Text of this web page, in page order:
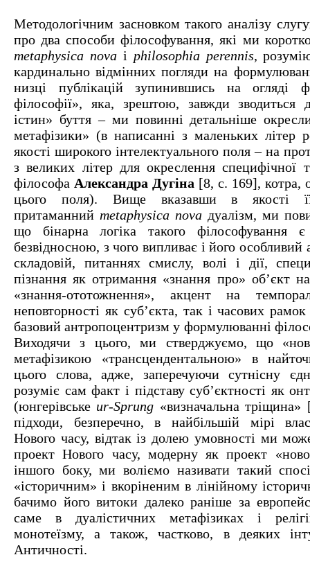
Методологічним засновком такого аналізу
про два способи філософування, які ми
metaphysica novaі philosophia perennis,
кардинально відмінних погляди на
низці публікацій зупинившись на огляді
філософії», яка, зрештою, завжди зводиться
істин» буття – ми повинні детальніше
метафізики» (в написанні з маленьких літер
якості широкого інтелектуального поля – на
з великих літер для окреслення специфічної
філософа Александра Дугіна [8, с. 169], котра,
цього поля). Вище вказавши в якості її
притаманний metaphysica nova дуалізм, ми
що бінарна логіка такого філософування
безвідносною, з чого випливає і його особливий
складовій, питаннях смислу, волі і дії,
пізнання як отримання «знання про» об’єкт
«знання-ототожнення», акцент на
неповторності як суб’єкта, так і часових рамок
базовий антропоцентризм у формулюванні
Виходячи з цього, ми стверджуємо, що
метафізикою «трансцендентальною» в
цього слова, адже, заперечуючи сутнісну
розуміє сам факт і підставу суб’єктності як
(юнгерівське ur-Sprung «визначальна
підходи, безперечно, в найбільшій мірі
Нового часу, відтак із долею умовності ми
проект Нового часу, модерну як проект
іншого боку, ми воліємо називати такий
«історичним» і вкоріненим в лінійному
бачимо його витоки далеко раніше за
саме в дуалістичних метафізиках і
монотеїзму, а також, частково, в деяких
Античності.